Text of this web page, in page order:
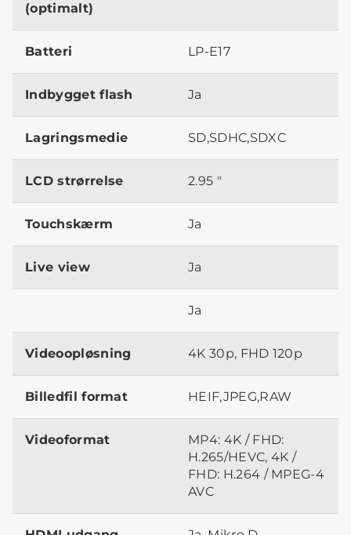
(optimalt)
Batteri LP-E17
Indbygget flash Ja
Lagringsmedie SD,SDHC,SDXC
LCD strørrelse 2.95 "
Touchskærm Ja
Live view Ja
Ja
Videoopløsning 4K 30p, FHD 120p
Billedfil format HEIF,JPEG,RAW
Videoformat
MP4: 4K / FHD:
H.265/HEVC, 4K /
FHD: H.264 / MPEG-4
AVC